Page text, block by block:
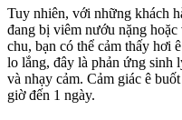
Tuy nhiên, với những khách
đang bị viêm nướu nặng
chu, bạn có thể cảm thấy hơi
lo lắng, đây là phản ứng sinh
và nhạy cảm. Cảm giác ê
giờ đến 1 ngày.